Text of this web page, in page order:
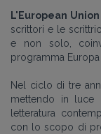
L'European
scrittori e le
e non solo,
programma Europa
Nel ciclo di tre
mettendo in luce
letteratura
con lo scopo di